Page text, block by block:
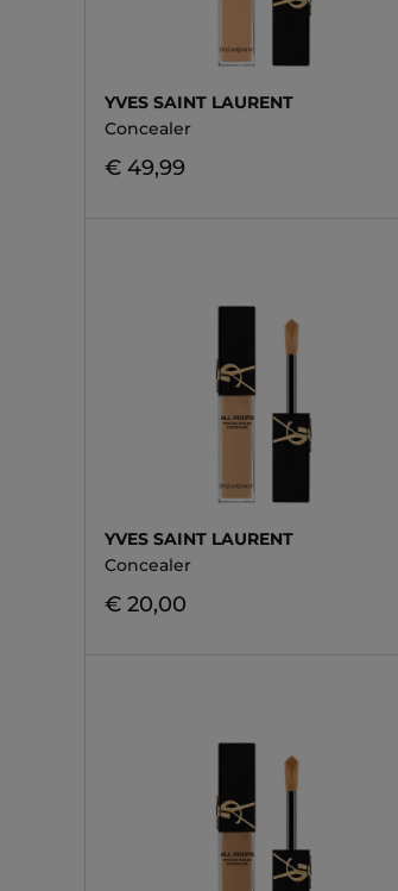
YVES SAINT LAURENT
Concealer
€ 49,99
YVES SAINT LAURENT
Concealer
€ 20,00